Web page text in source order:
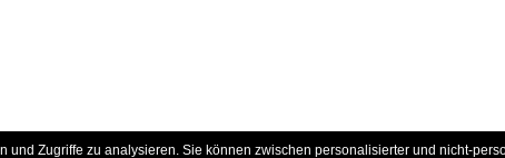
Zugriffe zu analysieren. Sie können zwischen personalisierter und nicht-